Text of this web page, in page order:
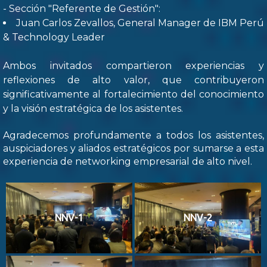
- Sección "Referente de Gestión":
Juan Carlos Zevallos, General Manager de IBM Perú
& Technology Leader
Ambos invitados compartieron experiencias y
reflexiones de alto valor, que contribuyeron
significativamente al fortalecimiento del conocimiento
y la visión estratégica de los asistentes.
Agradecemos profundamente a todos los asistentes,
auspiciadores y aliados estratégicos por sumarse a esta
experiencia de networking empresarial de alto nivel.
NNV-1 NNV-2